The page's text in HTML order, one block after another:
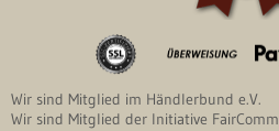
Wir sind Mitglied im Händlerbund e.V.
Wir sind Mitglied der Initiative